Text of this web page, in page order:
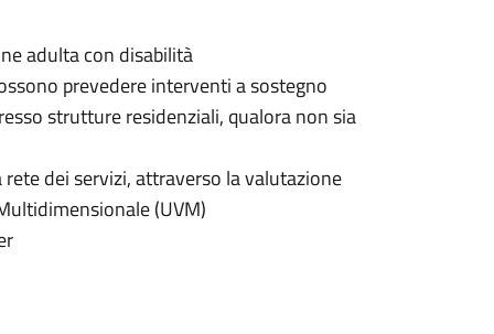
adulta con disabilità
prevedere interventi a sostegno
strutture residenziali, qualora non sia
dei servizi, attraverso la valutazione
(UVM)